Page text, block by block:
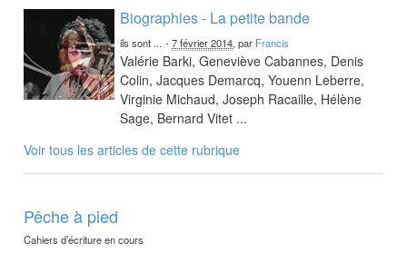
Biographies - La petite bande
ils sont ... -7 février 2014, par Francis
Valérie Barki, Geneviève Cabannes, Denis
Colin, Jacques Demarcq, Youenn Leberre,
Virginie Michaud, Joseph Racaille, Hélène
Sage, Bernard Vitet ...
Voir tous les articles de cette rubrique
Pêche à pied
Cahiers d’écriture en cours